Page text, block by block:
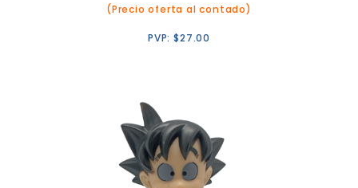
(Precio oferta al contado)
PVP:$27.00